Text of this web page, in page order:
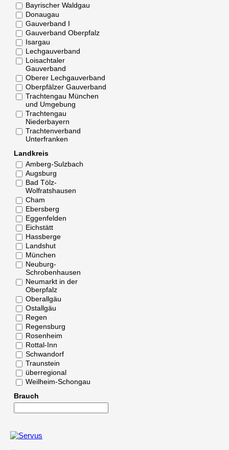
Bayrischer Waldgau
Donaugau
Gauverband I
Gauverband Oberpfalz
Isargau
Lechgauverband
Loisachtaler
Gauverband
Oberer Lechgauverband
Oberpfälzer Gauverband
Trachtengau München
und Umgebung
Trachtengau
Niederbayern
Trachtenverband
Unterfranken
Landkreis
Amberg-Sulzbach
Augsburg
Bad Tölz-
Wolfratshausen
Cham
Ebersberg
Eggenfelden
Eichstätt
Hassberge
Landshut
München
Neuburg-
Schrobenhausen
Neumarkt in der
Oberpfalz
Oberallgäu
Ostallgäu
Regen
Regensburg
Rosenheim
Rottal-Inn
Schwandorf
Traunstein
überregional
Weilheim-Schongau
Brauch